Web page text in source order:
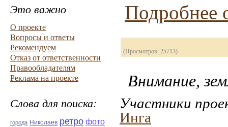
Это важно
О проекте
Вопросы и ответы
Рекомендуем
Отказ от ответственности
Правообладателям
Реклама на проекте
Слова для поиска:
города Николаев ретро фото
Подробнее
(Просмотров: 25713)
Внимание,
Участники
Инга